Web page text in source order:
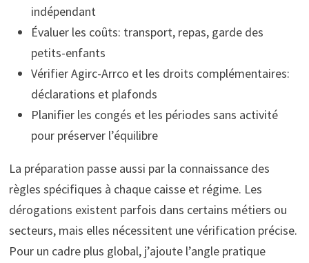
indépendant
Évaluer les coûts: transport, repas, garde des
petits-enfants
Vérifier Agirc-Arrco et les droits complémentaires:
déclarations et plafonds
Planifier les congés et les périodes sans activité
pour préserver l’équilibre
La préparation passe aussi par la connaissance des
règles spécifiques à chaque caisse et régime. Les
dérogations existent parfois dans certains métiers ou
secteurs, mais elles nécessitent une vérification précise.
Pour un cadre plus global, j’ajoute l’angle pratique